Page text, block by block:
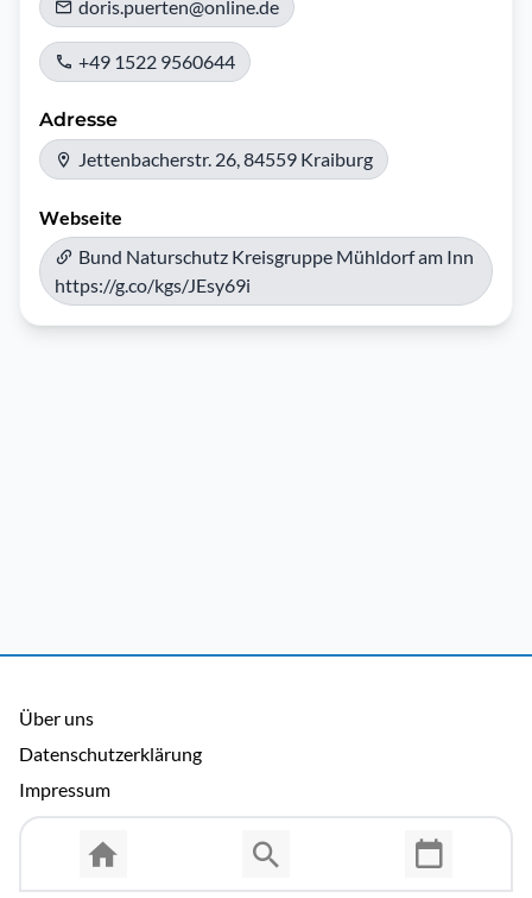
doris.puerten@online.de
+49 1522 9560644
Adresse
Jettenbacherstr. 26, 84559 Kraiburg
Webseite
Bund Naturschutz Kreisgruppe Mühldorf am Inn
https://g.co/kgs/JEsy69i
Über uns
Datenschutzerklärung
Impressum
Allgemeine Nutzungsbedingungen